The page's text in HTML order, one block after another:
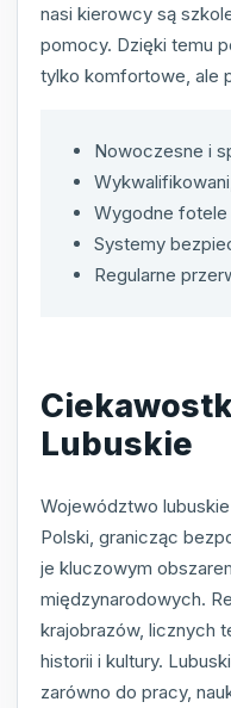
nasi kierowcy są
pomocy. Dzięki temu
tylko komfortowe, ale
Nowoczesne i
Wygodne fotele
Systemy
Regularne
Lubuskie
Województwo
Polski, granicząc
je kluczowym
międzynarodowych.
krajobrazów, licznych
historii i kultury.
zarówno do pracy,